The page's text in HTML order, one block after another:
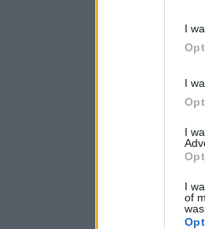
I
I
I
I
of